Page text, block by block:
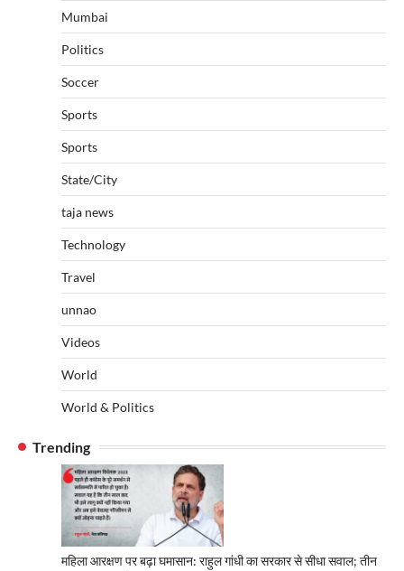
Mumbai
Politics
Soccer
Sports
Sports
State/City
taja news
Technology
Travel
unnao
Videos
World
World & Politics
Trending
महिला आरक्षण पर बढ़ा घमासान: राहुल गांधी का सरकार से सीधा सवाल; तीन